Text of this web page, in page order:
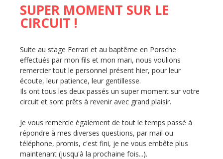
SUPER MOMENT SUR LE
CIRCUIT !
Suite au stage Ferrari et au baptême en Porsche
effectués par mon fils et mon mari, nous voulions
remercier tout le personnel présent hier, pour leur
écoute, leur patience, leur gentillesse.
Ils ont tous les deux passés un super moment sur votre
circuit et sont prêts à revenir avec grand plaisir.
Je vous remercie également de tout le temps passé à
répondre à mes diverses questions, par mail ou
téléphone, promis, c'est fini, je ne vous embête plus
maintenant (jusqu'à la prochaine fois...).